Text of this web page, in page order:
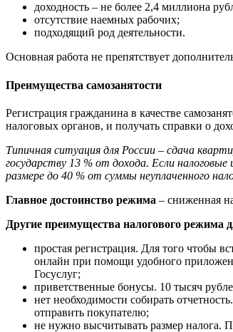
доходность – не более 2,4 миллиона
отсутствие наемных рабочих;
подходящий род деятельности.
Основная работа не препятствует
Преимущества самозанятости
Регистрация гражданина в качестве
налоговых органов, и получать справки о
Типичная ситуация для России – сдача
государству 13 % от дохода. Если
размере до 40 % от суммы неуплаченного
Главное достоинство режима – сниженная
Другие преимущества налогового режима
простая регистрация. Для того чтобы
онлайн при помощи удобного
Госуслуг;
приветственные бонусы. 10 тысяч
нет необходимости собирать
отправить покупателю;
не нужно высчитывать размер налога.